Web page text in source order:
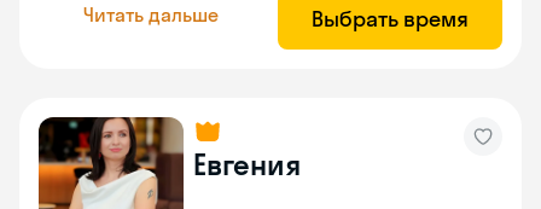
Читать дальше Выбрать время
Евгения